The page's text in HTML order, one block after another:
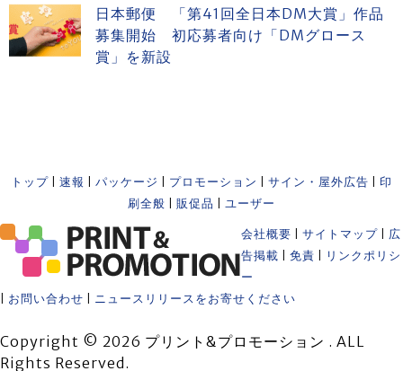
日本郵便 「第41回全日本DM大賞」作品
募集開始 初応募者向け「DMグロース
賞」を新設
トップ 速報 パッケージ プロモーション サイン・屋外広告
印
刷全般
販促品 ユーザー
会社概要 サイトマップ
広
告掲載
免責
リンクポリシ
ー
お問い合わせ ニュースリリースをお寄せください
Copyright © 2026 プリント&プロモーション . ALL
Rights Reserved.